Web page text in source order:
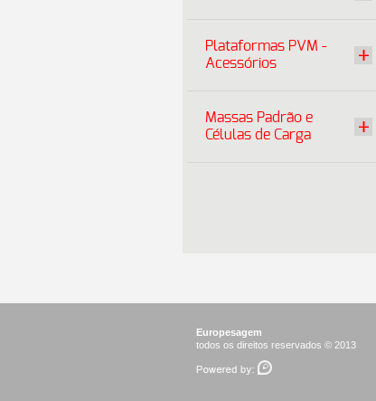
Plataformas PVM -
Acessórios
Massas Padrão e
Células de Carga
Europesagem
todos os direitos reservados © 2013